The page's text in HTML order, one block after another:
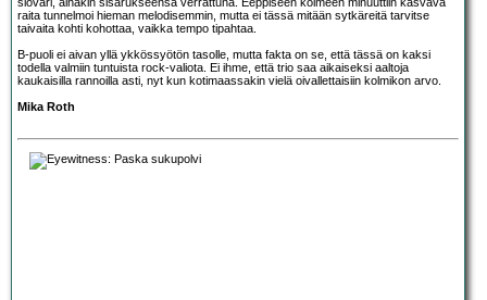
slovari, ainakin sisarukseensa verrattuna. Eeppiseen kolmeen minuuttiin kasvava
raita tunnelmoi hieman melodisemmin, mutta ei tässä mitään sytkäreitä tarvitse
taivaita kohti kohottaa, vaikka tempo tipahtaa.
B-puoli ei aivan yllä ykkössyötön tasolle, mutta fakta on se, että tässä on kaksi
todella valmiin tuntuista rock-valiota. Ei ihme, että trio saa aikaiseksi aaltoja
kaukaisilla rannoilla asti, nyt kun kotimaassakin vielä oivallettaisiin kolmikon arvo.
Mika Roth